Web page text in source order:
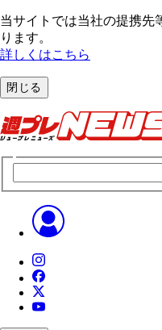
当サイトでは当社の提携先
ります。
詳しくはこちら
閉じる